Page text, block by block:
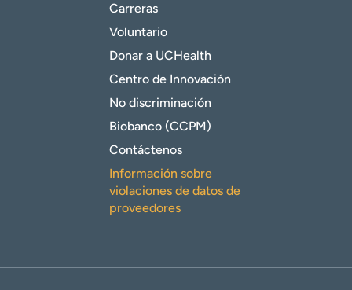
Carreras
Voluntario
Donar a UCHealth
Centro de Innovación
No discriminación
Biobanco (CCPM)
Contáctenos
Información sobre
violaciones de datos de
proveedores